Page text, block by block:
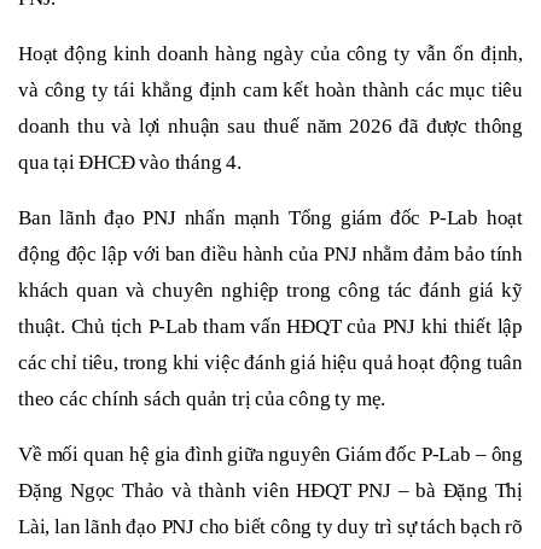
Hoạt động kinh doanh hàng ngày của công ty vẫn ổn định,
và công ty tái khẳng định cam kết hoàn thành các mục tiêu
doanh thu và lợi nhuận sau thuế năm 2026 đã được thông
qua tại ĐHCĐ vào tháng 4.
Ban lãnh đạo PNJ nhấn mạnh Tổng giám đốc P-Lab hoạt
động độc lập với ban điều hành của PNJ nhằm đảm bảo tính
khách quan và chuyên nghiệp trong công tác đánh giá kỹ
thuật. Chủ tịch P-Lab tham vấn HĐQT của PNJ khi thiết lập
các chỉ tiêu, trong khi việc đánh giá hiệu quả hoạt động tuân
theo các chính sách quản trị của công ty mẹ.
Về mối quan hệ gia đình giữa nguyên Giám đốc P-Lab – ông
Đặng Ngọc Thảo và thành viên HĐQT PNJ – bà Đặng Thị
Lài, lan lãnh đạo PNJ cho biết công ty duy trì sự tách bạch rõ